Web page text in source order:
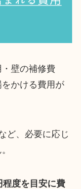
壁の補修費
かける費用が
ど、必要に応じ
程度を目安に費